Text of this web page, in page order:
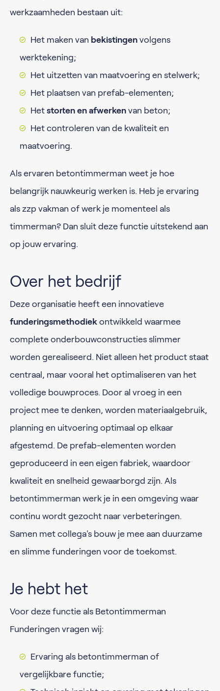
werkzaamheden bestaan uit:
Het maken van bekistingen volgens
werktekening;
Het uitzetten van maatvoering en stelwerk;
Het plaatsen van prefab-elementen;
Het storten en afwerken van beton;
Het controleren van de kwaliteit en
maatvoering.
Als ervaren betontimmerman weet je hoe
belangrijk nauwkeurig werken is. Heb je ervaring
als zzp vakman of werk je momenteel als
timmerman? Dan sluit deze functie uitstekend aan
op jouw ervaring.
Over het bedrijf
Deze organisatie heeft een innovatieve
funderingsmethodiek ontwikkeld waarmee
complete onderbouwconstructies slimmer
worden gerealiseerd. Niet alleen het product staat
centraal, maar vooral het optimaliseren van het
volledige bouwproces. Door al vroeg in een
project mee te denken, worden materiaalgebruik,
planning en uitvoering optimaal op elkaar
afgestemd. De prefab-elementen worden
geproduceerd in een eigen fabriek, waardoor
kwaliteit en snelheid gewaarborgd zijn. Als
betontimmerman werk je in een omgeving waar
continu wordt gezocht naar verbeteringen.
Samen met collega's bouw je mee aan duurzame
en slimme funderingen voor de toekomst.
Je hebt het
Voor deze functie als Betontimmerman
Funderingen vragen wij:
Ervaring als betontimmerman of
vergelijkbare functie;